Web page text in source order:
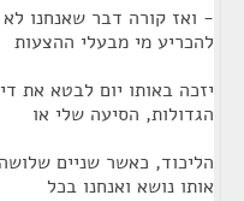
- ואז קורה דבר שאנחנו
להכריע מי מבעלי ההצעות
יזכה באותו יום לבטא את
הגדולות, הסיעה שלי או
הליכוד, כאשר שניים
אותו נושא ואנחנו בכל